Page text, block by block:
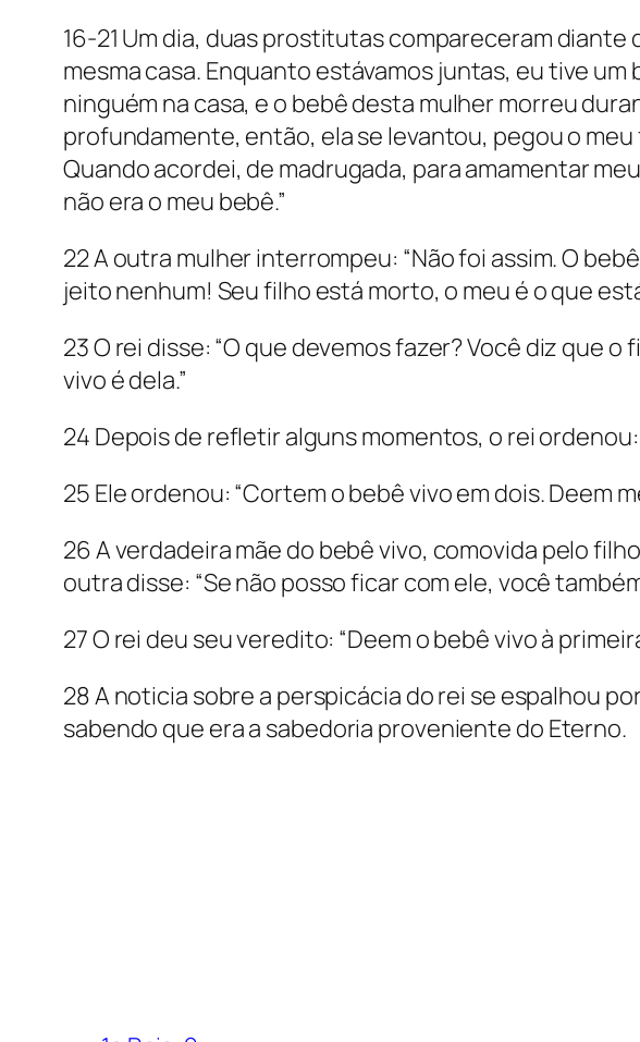
16-21 Um dia, duas prostitutas compareceram diante
mesma casa. Enquanto estávamos juntas, eu tive
ninguém na casa, e o bebê desta mulher morreu
profundamente, então, ela se levantou, pegou o
Quando acordei, de madrugada, para amamentar
não era o meu bebê.”
22 A outra mulher interrompeu: “Não foi assim. O
jeito nenhum! Seu filho está morto, o meu é o que
23 O rei disse: “O que devemos fazer? Você diz que
vivo é dela.”
24 Depois de refletir alguns momentos, o rei
25 Ele ordenou: “Cortem o bebê vivo em dois. Deem
26 A verdadeira mãe do bebê vivo, comovida pelo
outra disse: “Se não posso ficar com ele, você
27 O rei deu seu veredito: “Deem o bebê vivo à
28 A noticia sobre a perspicácia do rei se espalhou
sabendo que era a sabedoria proveniente do Eterno.